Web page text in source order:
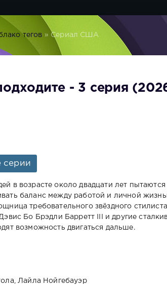
тегов » Сериал США
- 3 серия
серии
в возрасте около двадцати лет
баланс между работой и личной
требовательного звёздного
Бо Брэдли Барретт III и другие
возможность двигаться дальше.
Лайла Нойгебауэр